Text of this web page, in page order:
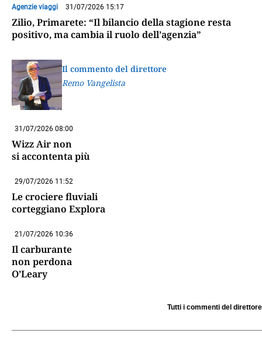
Agenzie viaggi 31/07/2026 15:17
Zilio, Primarete: “Il bilancio della stagione resta
positivo, ma cambia il ruolo dell’agenzia”
Il commento del direttore
Remo Vangelista
31/07/2026 08:00
Wizz Air non
si accontenta più
29/07/2026 11:52
Le crociere fluviali
corteggiano Explora
21/07/2026 10:36
Il carburante
non perdona
O’Leary
Tutti i commenti del direttore